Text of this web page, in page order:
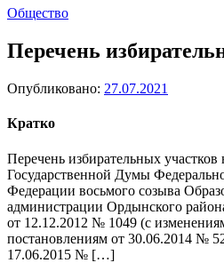
Общество
Перечень
Опубликовано: 27.07.2021
Кратко
Перечень избирательных участков
Государственной Думы
Федерации восьмого созыва
администрации Ордынского
от 12.12.2012 № 1049 (с
постановлениям от 30.06.2014 №
17.06.2015 № […]